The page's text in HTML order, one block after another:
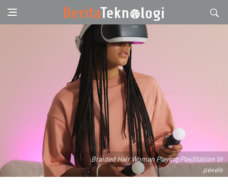
Braided Hair Woman Playing PlayStation Vr
.pexels